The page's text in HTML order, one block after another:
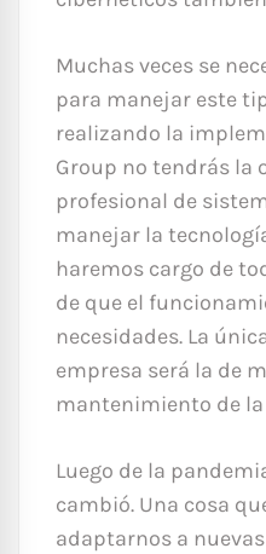
Muchas veces se
para manejar este
realizando la
Group no tendrás la
profesional de
manejar la
haremos cargo de
de que el
necesidades. La
empresa será la de
mantenimiento de
Luego de la
cambió. Una cosa
adaptarnos a